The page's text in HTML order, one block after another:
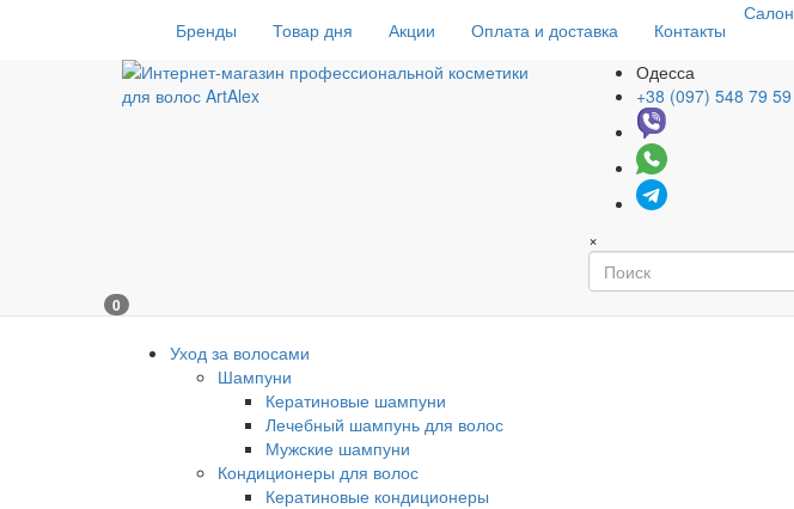
Бренды Товар дня Акции Оплата и доставка Контакты
Салон
Одесса
+38 (097) 548 79 59
×
0
Уход за волосами
Шампуни
Кератиновые шампуни
Лечебный шампунь для волос
Мужские шампуни
Кондиционеры для волос
Кератиновые кондиционеры